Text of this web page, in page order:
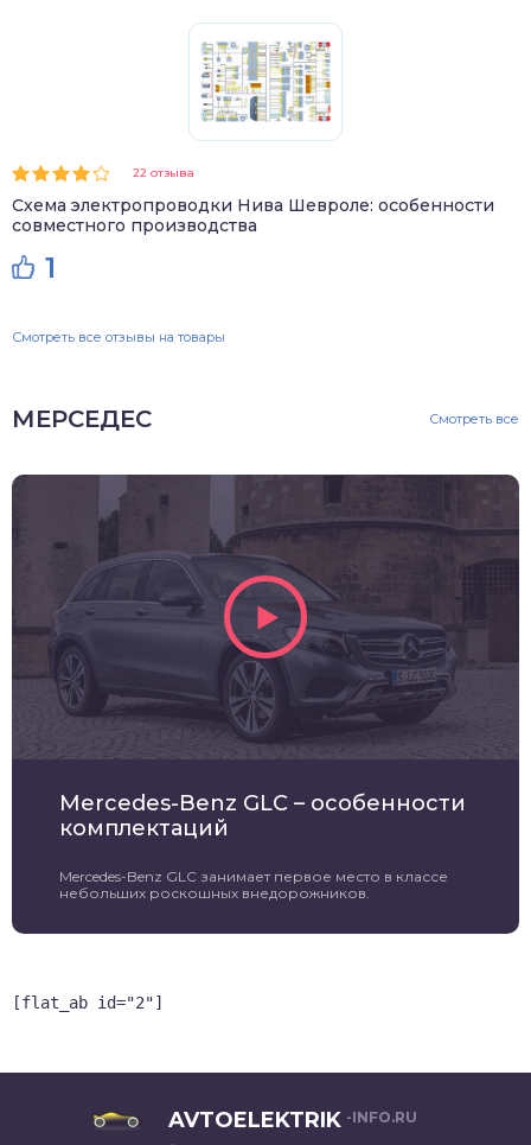
22 отзыва
Схема электропроводки Нива Шевроле: особенности
совместного производства
1
Смотреть все отзывы на товары
МЕРСЕДЕС Смотреть все
Mercedes-Benz GLC – особенности
комплектаций
Mercedes-Benz GLC занимает первое место в классе
небольших роскошных внедорожников.
[flat_ab id="2"]
AVTOELEKTRIK -INFO.RU